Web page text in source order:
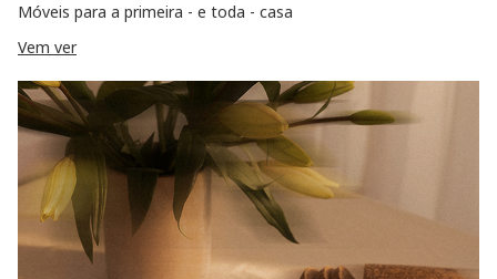
Móveis para a primeira - e toda - casa
Vem ver